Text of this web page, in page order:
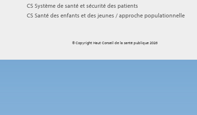
CS Système de santé et sécurité des patients
CS Santé des enfants et des jeunes / approche populationnelle
© Copyright Haut Conseil de la santé publique 2026